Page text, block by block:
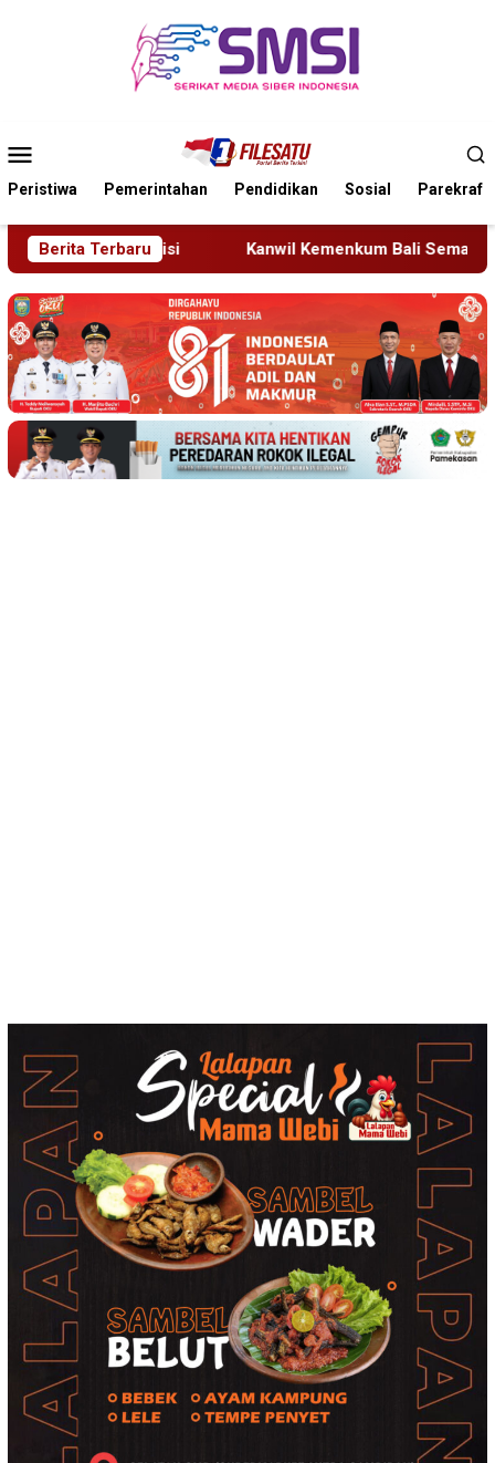
Mobile
Peristiwa Pemerintahan Pendidikan Sosial Parekraf
Berita Terbaru
Kanwil Kemenkum Bali Semarakkan Hari Pengayoman ke-81